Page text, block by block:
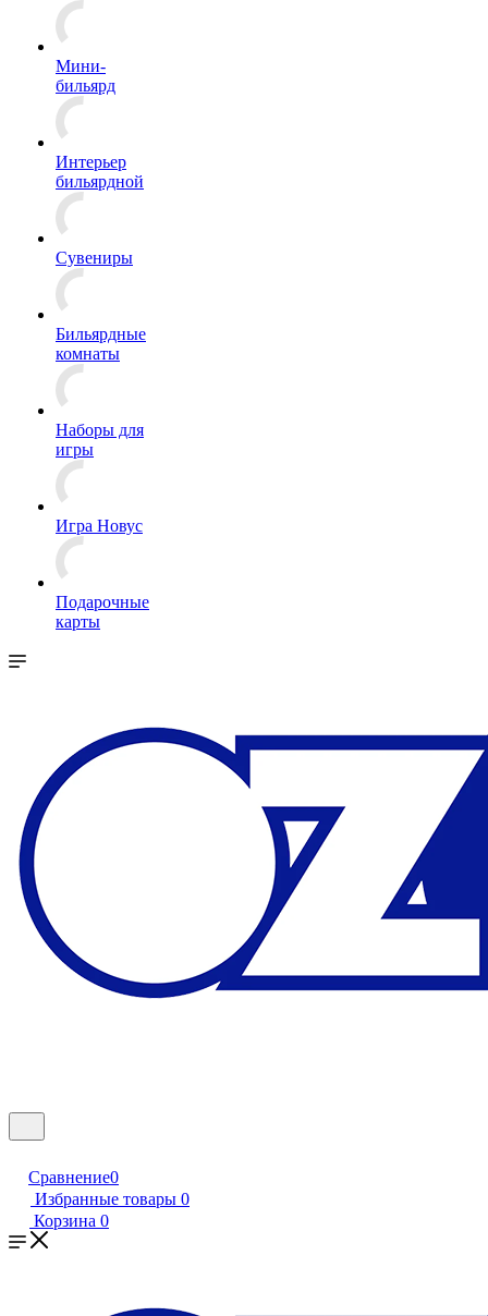
Мини-
бильярд
Интерьер
бильярдной
Сувениры
Бильярдные
комнаты
Наборы для
игры
Игра Новус
Подарочные
карты
Сравнение0
Избранные товары 0
Корзина 0